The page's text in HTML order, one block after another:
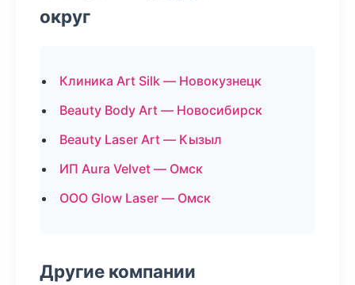
округ
Клиника Art Silk — Новокузнецк
Beauty Body Art — Новосибирск
Beauty Laser Art — Кызыл
ИП Aura Velvet — Омск
ООО Glow Laser — Омск
Другие компании